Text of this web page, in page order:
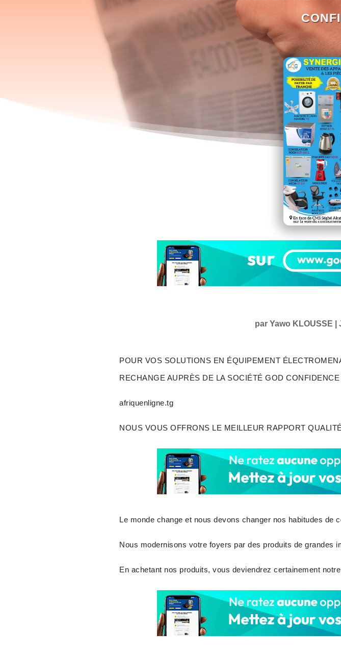
par Yawo KLOUSSE
POUR VOS SOLUTIONS EN ÉQUIPEMENT
RECHANGE AUPRÈS DE LA SOCIÉTÉ GOD CONFIDENCE
afriquenligne.tg
NOUS VOUS OFFRONS LE MEILLEUR RAPPORT
Le monde change et nous devons changer nos habitudes de
Nous modernisons votre foyers par des produits de grandes
En achetant nos produits, vous deviendrez certainement